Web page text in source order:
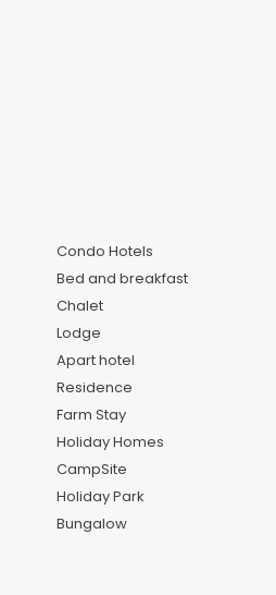
Condo Hotels
Bed and breakfast
Chalet
Lodge
Apart hotel
Residence
Farm Stay
Holiday Homes
CampSite
Holiday Park
Bungalow